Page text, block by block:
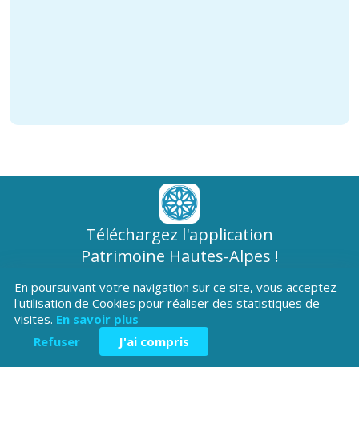
Téléchargez l'application
Patrimoine Hautes-Alpes !
En poursuivant votre navigation sur ce site, vous acceptez
l'utilisation de Cookies pour réaliser des statistiques de
visites. En savoir plus
Refuser
J'ai compris